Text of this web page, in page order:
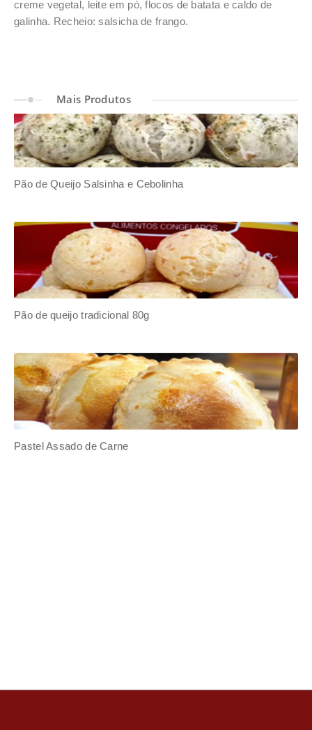
creme vegetal, leite em pó, flocos de batata e caldo de
galinha. Recheio: salsicha de frango.
Mais Produtos
Croquete Vina 70g
Pão de Queijo Salsinha e Cebolinha